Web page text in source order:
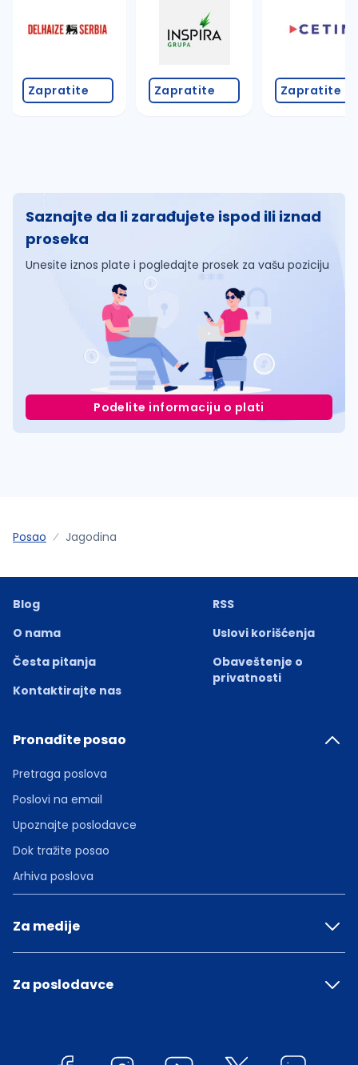
Zapratite Zapratite Zapratite
Saznajte da li zarađujete ispod ili iznad
proseka
Unesite iznos plate i pogledajte prosek za vašu poziciju
Podelite informaciju o plati
Posao Jagodina
Blog
O nama
Česta pitanja
Kontaktirajte nas
RSS
Uslovi korišćenja
Obaveštenje o
privatnosti
Pronađite posao
Pretraga poslova
Poslovi na email
Upoznajte poslodavce
Dok tražite posao
Arhiva poslova
Za medije
Za poslodavce